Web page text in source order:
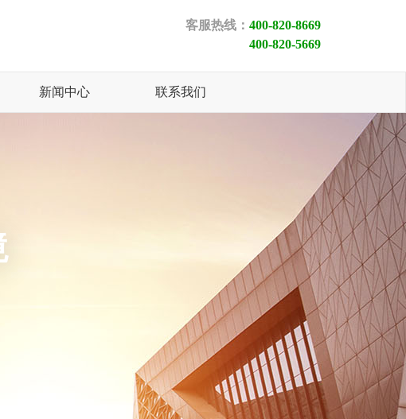
客服热线： 400-820-8669
400-820-5669
新闻中心 联系我们